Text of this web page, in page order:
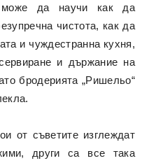
може да научи как да
чистота, как да
и чуждестранна кухня,
и държание на
бродерията „Ришельо“
от съветите изглеждат
други са все така